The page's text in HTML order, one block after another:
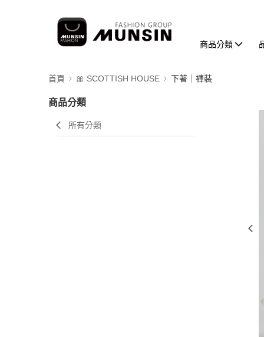
商品分類
首頁 🎀 SCOTTISH HOUSE 下著｜褲裝
商品分類
所有分類